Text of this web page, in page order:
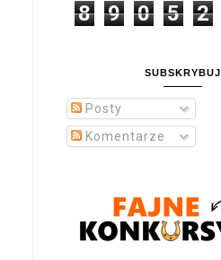
8 9 0 5 2
SUBSKRYBUJ
Posty
Komentarze